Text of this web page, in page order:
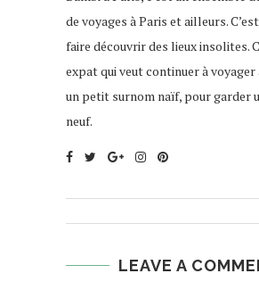
de voyages à Paris et ailleurs.
faire découvrir des lieux insolites.
expat qui veut continuer à voyager
un petit surnom naïf, pour garder
neuf.
LEAVE A